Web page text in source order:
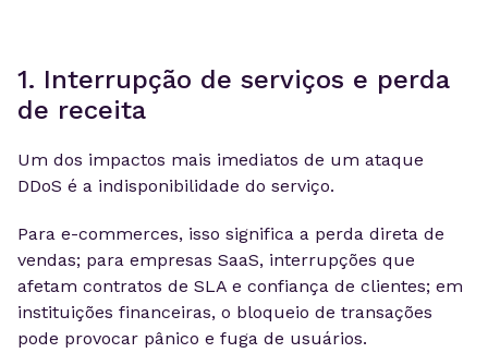
1. Interrupção de serviços e perda
de receita
Um dos impactos mais imediatos de um ataque
DDoS é a indisponibilidade do serviço.
Para e-commerces, isso significa a perda direta de
vendas; para empresas SaaS, interrupções que
afetam contratos de SLA e confiança de clientes; em
instituições financeiras, o bloqueio de transações
pode provocar pânico e fuga de usuários.